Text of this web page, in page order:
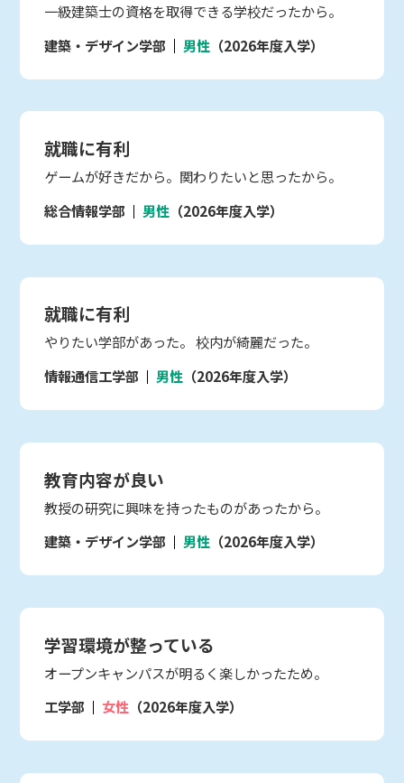
一級建築士の資格を取得できる学校だったから。
建築・デザイン学部
男性 （2026年度入学）
就職に有利
ゲームが好きだから。関わりたいと思ったから。
総合情報学部
男性 （2026年度入学）
就職に有利
やりたい学部があった。 校内が綺麗だった。
情報通信工学部
男性 （2026年度入学）
教育内容が良い
教授の研究に興味を持ったものがあったから。
建築・デザイン学部
男性 （2026年度入学）
学習環境が整っている
オープンキャンパスが明るく楽しかったため。
工学部
女性 （2026年度入学）